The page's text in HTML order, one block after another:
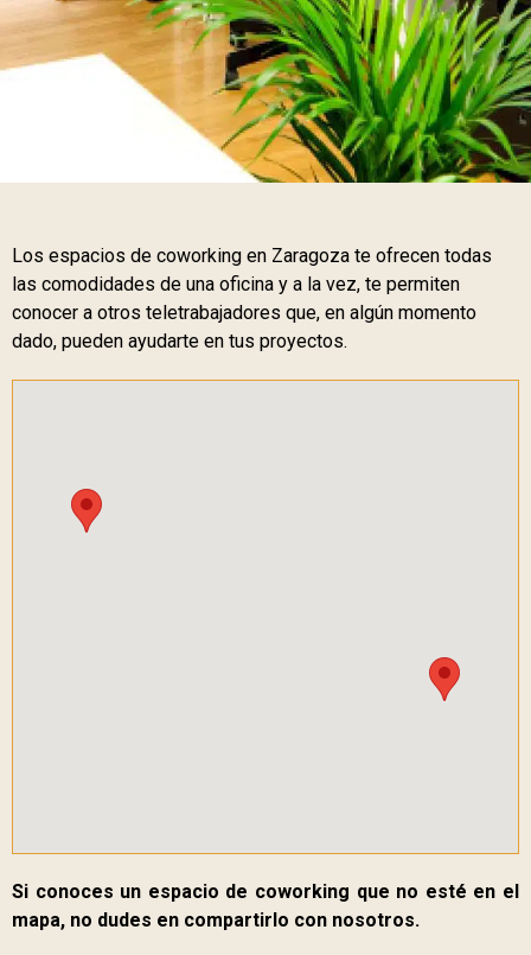
Los espacios de coworking en Zaragoza te ofrecen todas
las comodidades de una oficina y a la vez, te permiten
conocer a otros teletrabajadores que, en algún momento
dado, pueden ayudarte en tus proyectos.
Si conoces un espacio de coworking que no esté en el
mapa, no dudes en compartirlo con nosotros.